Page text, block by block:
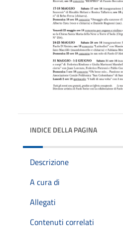
INDICE DELLA PAGINA
Descrizione
A cura di
Allegati
Contenuti correlati